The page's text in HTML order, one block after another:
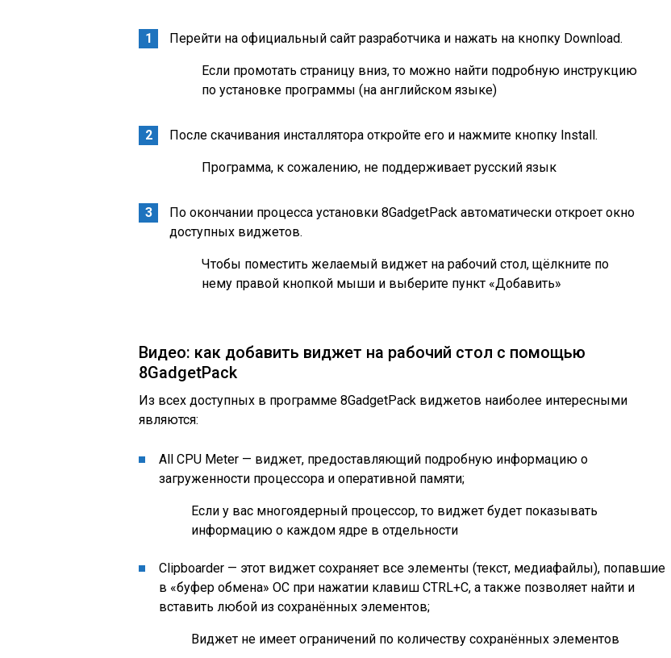
Перейти на официальный сайт разработчика и нажать на кнопку Download.
Если промотать страницу вниз, то можно найти подробную инструкцию
по установке программы (на английском языке)
После скачивания инсталлятора откройте его и нажмите кнопку Install.
Программа, к сожалению, не поддерживает русский язык
По окончании процесса установки 8GadgetPack автоматически откроет окно
доступных виджетов.
Чтобы поместить желаемый виджет на рабочий стол, щёлкните по
нему правой кнопкой мыши и выберите пункт «Добавить»
Видео: как добавить виджет на рабочий стол с помощью
8GadgetPack
Из всех доступных в программе 8GadgetPack виджетов наиболее интересными
являются:
All CPU Meter — виджет, предоставляющий подробную информацию о
загруженности процессора и оперативной памяти;
Если у вас многоядерный процессор, то виджет будет показывать
информацию о каждом ядре в отдельности
Clipboarder — этот виджет сохраняет все элементы (текст, медиафайлы), попавшие
в «буфер обмена» ОС при нажатии клавиш CTRL+C, а также позволяет найти и
вставить любой из сохранённых элементов;
Виджет не имеет ограничений по количеству сохранённых элементов